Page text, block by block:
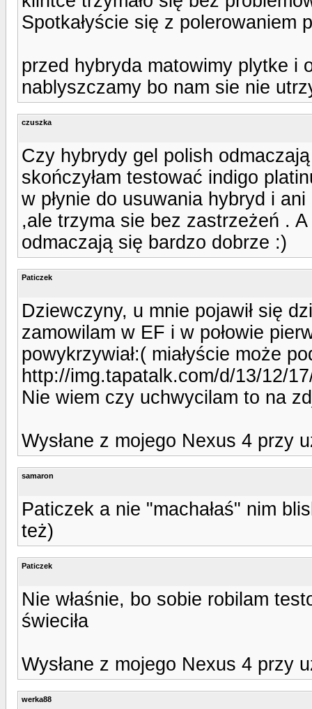
Spotkałyście się z polerowaniem
przed hybryda matowimy plytke i
nablyszczamy bo nam sie nie
czuszka
Czy hybrydy gel polish
skończyłam testować indigo
w płynie do usuwania hybryd i
,ale trzyma sie bez zastrzeżeń .
odmaczają się bardzo dobrze :)
Paticzek
Dziewczyny, u mnie pojawił się
zamowilam w EF i w połowie
powykrzywiał:( miałyście może
http://img.tapatalk.com/d/13/12/
Nie wiem czy uchwycilam to na
Wysłane z mojego Nexus 4 przy
samaron
Paticzek a nie "machałaś" nim
też)
Paticzek
Nie właśnie, bo sobie robilam
świeciła
Wysłane z mojego Nexus 4 przy
werka88